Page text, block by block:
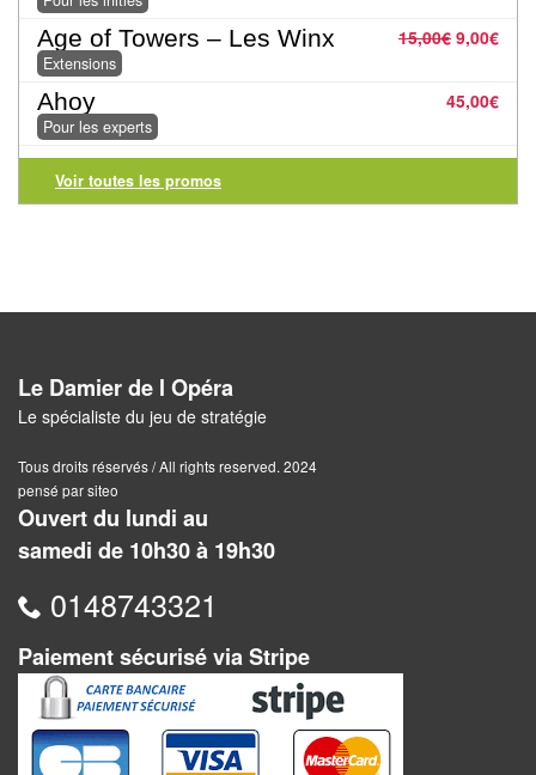
Game
/
Enquête
Jeux
évolutifs
Casse-
têtes
Accessoires
Backgammon
traditionnels
Dominos
Jeu
de
15,00€ 9,00€
Age of Towers – Les Winx
Extensions
45,00€
Ahoy
Pour les experts
Voir toutes les promos
Le Damier de l Opéra
Le spécialiste du jeu de stratégie
Tous droits réservés / All rights reserved. 2024
pensé par siteo
Ouvert du lundi au
samedi de 10h30 à 19h30
0148743321
Paiement sécurisé via Stripe